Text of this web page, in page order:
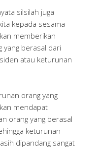
silsilah juga
kepada sesama
memberikan
yang berasal dari
atau keturunan
orang yang
mendapat
orang yang berasal
keturunan
dipandang sangat